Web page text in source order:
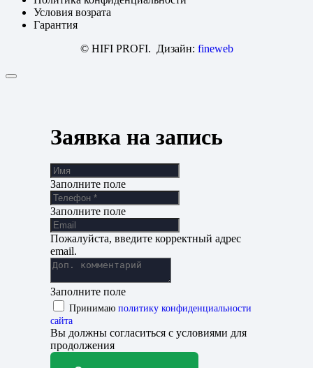
Условия возрата
Гарантия
© HIFI PROFI. Дизайн: fineweb
Заявка на запись
Заполните поле
Заполните поле
Пожалуйста, введите корректный адрес
email.
Заполните поле
Принимаю политику конфиденциальности
сайта
Вы должны согласиться с условиями для
продолжения